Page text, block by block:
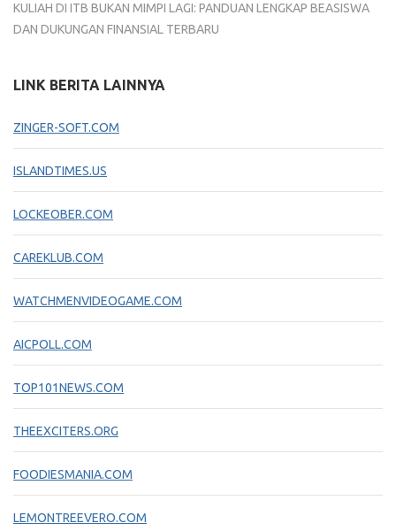
KULIAH DI ITB BUKAN MIMPI LAGI: PANDUAN LENGKAP BEASISWA
DAN DUKUNGAN FINANSIAL TERBARU
LINK BERITA LAINNYA
ZINGER-SOFT.COM
ISLANDTIMES.US
LOCKEOBER.COM
CAREKLUB.COM
WATCHMENVIDEOGAME.COM
AICPOLL.COM
TOP101NEWS.COM
THEEXCITERS.ORG
FOODIESMANIA.COM
LEMONTREEVERO.COM